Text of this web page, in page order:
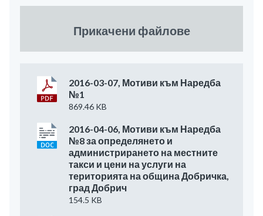
Прикачени файлове
2016-03-07, Мотиви към Наредба
№1
869.46 KB
2016-04-06, Мотиви към Наредба
№8 за определянето и
администрирането на местните
такси и цени на услуги на
територията на община Добричка,
град Добрич
154.5 KB